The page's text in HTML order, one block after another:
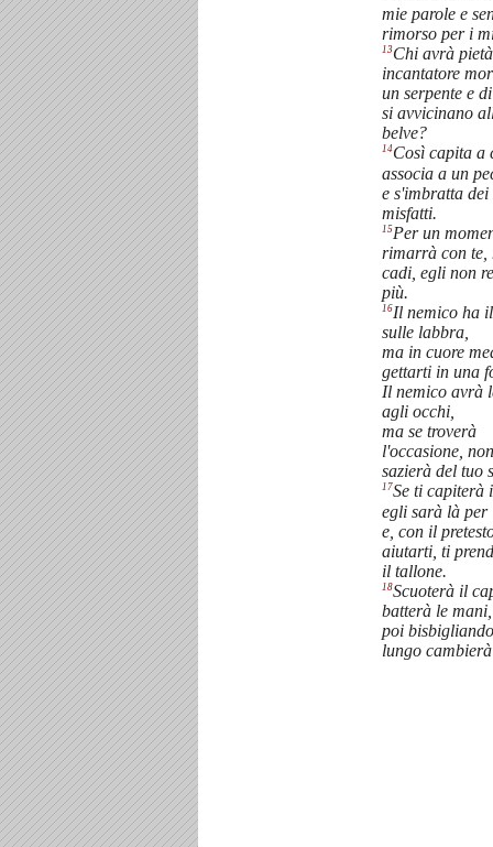
mie parole e
rimorso per i
13Chi avrà
incantatore
un serpente e
si avvicinano
belve?
14Così capita a
associa a un
e s'imbratta dei
misfatti.
15Per un
rimarrà con te,
cadi, egli non
più.
16Il nemico ha
sulle labbra,
ma in cuore
gettarti in una
Il nemico avrà
agli occhi,
ma se troverà
l'occasione,
sazierà del tuo
17Se ti capiterà
egli sarà là
e, con il
aiutarti, ti
il tallone.
18Scuoterà il
batterà le mani,
poi
lungo